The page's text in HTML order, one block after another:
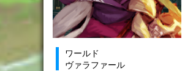
ワールド
ヴァラファール